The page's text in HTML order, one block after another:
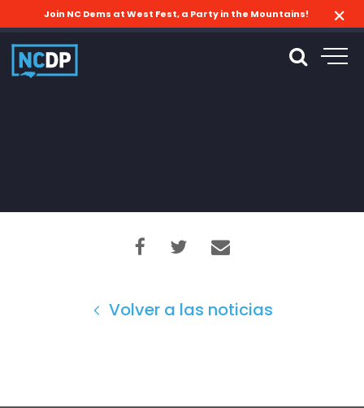
Join NC Dems at West Fest, a Party in the Mountains!
Volver a las noticias